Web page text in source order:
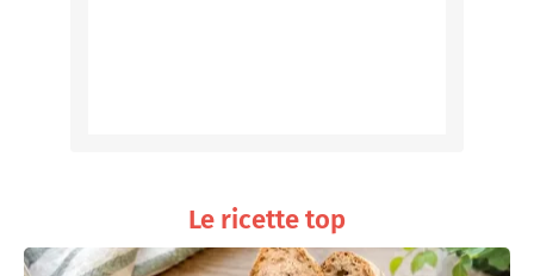
Le ricette top